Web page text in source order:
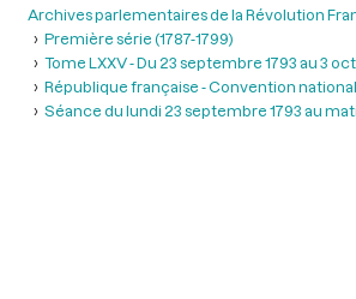
Archives parlementaires de la Révolution
Première série (1787-1799)
Tome LXXV - Du 23 septembre 1793 au 3
République française - Convention
Séance du lundi 23 septembre 1793 au